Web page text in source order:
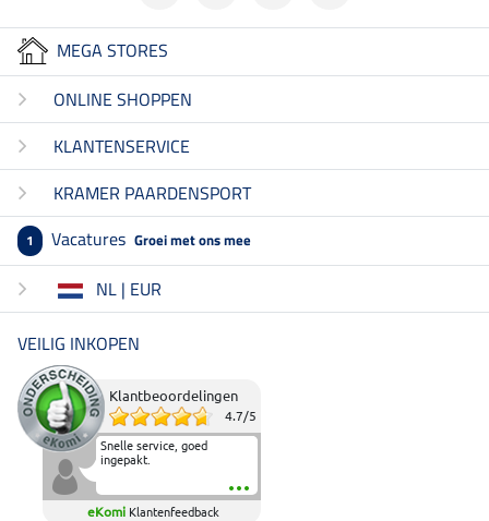
MEGA STORES
ONLINE SHOPPEN
KLANTENSERVICE
KRAMER PAARDENSPORT
1 Vacatures Groei met ons mee
NL | EUR
VEILIG INKOPEN
Klantbeoordelingen
4.7/5
Snelle service, goed
ingepakt.
eKomi Klantenfeedback